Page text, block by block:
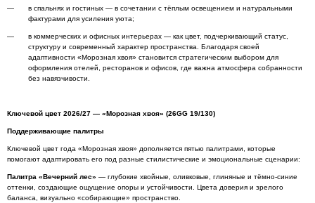
в спальнях и гостиных — в сочетании с тёплым освещением и натуральными
фактурами для усиления уюта;
в коммерческих и офисных интерьерах — как цвет, подчеркивающий статус,
структуру и современный характер пространства. Благодаря своей
адаптивности «Морозная хвоя» становится стратегическим выбором для
оформления отелей, ресторанов и офисов, где важна атмосфера собранности
без навязчивости.
Ключевой цвет 2026/27 — «Морозная хвоя» (26GG 19/130)
Поддерживающие палитры
Ключевой цвет года «Морозная хвоя» дополняется пятью палитрами, которые
помогают адаптировать его под разные стилистические и эмоциональные сценарии:
Палитра «Вечерний лес» — глубокие хвойные, оливковые, глиняные и тёмно-синие
оттенки, создающие ощущение опоры и устойчивости. Цвета доверия и зрелого
баланса, визуально «собирающие» пространство.